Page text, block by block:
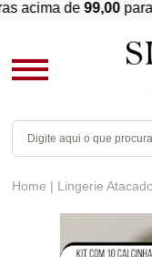
acima de99,00para
Home Lingerie Atacado